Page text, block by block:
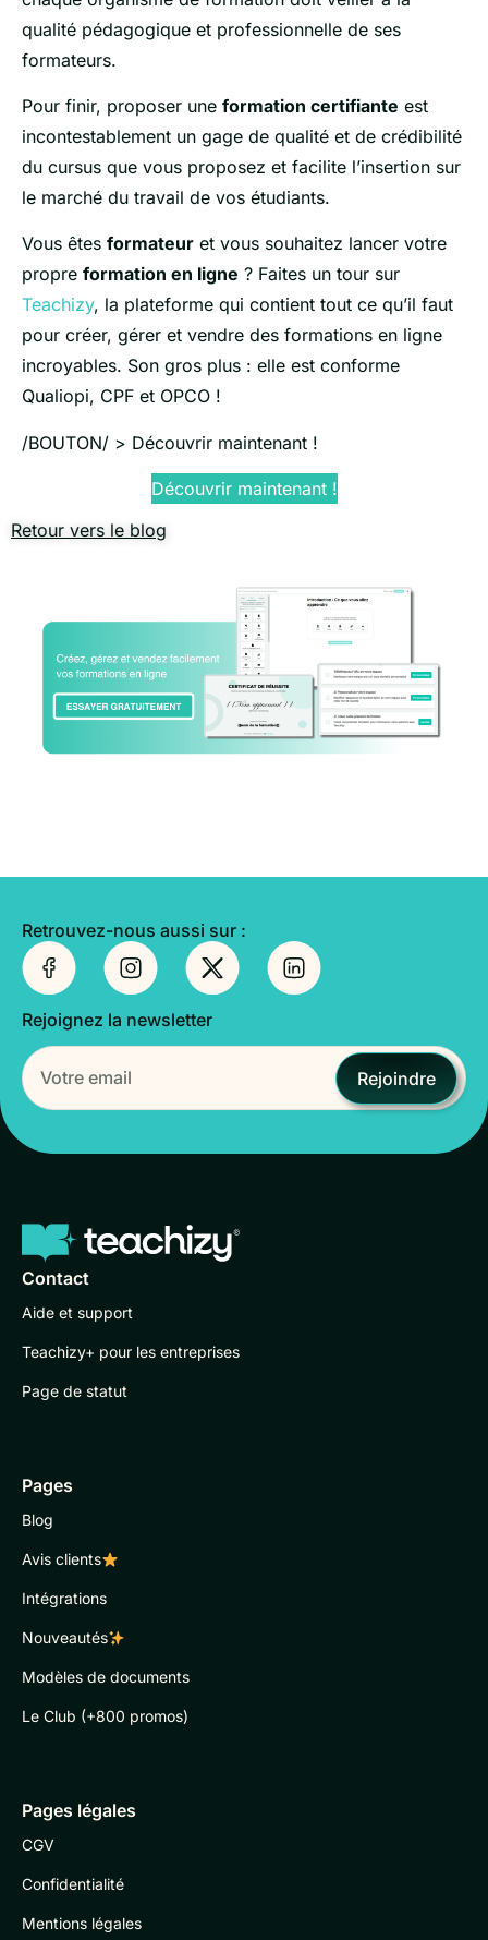
qualité pédagogique et professionnelle de ses
formateurs.
Pour finir, proposer une formation certifiante est
incontestablement un gage de qualité et de crédibilité
du cursus que vous proposez et facilite l’insertion sur
le marché du travail de vos étudiants.
Vous êtes formateur et vous souhaitez lancer votre
propre formation en ligne ? Faites un tour sur
Teachizy, la plateforme qui contient tout ce qu’il faut
pour créer, gérer et vendre des formations en ligne
incroyables. Son gros plus : elle est conforme
Qualiopi, CPF et OPCO !
/BOUTON/ > Découvrir maintenant !
Découvrir maintenant !
Retour vers le blog
Retrouvez-nous aussi sur :
Rejoignez la newsletter
Rejoindre
Contact
Aide et support
Teachizy+ pour les entreprises
Page de statut
Pages
Blog
Avis clients
Intégrations
Nouveautés
Modèles de documents
Le Club (+800 promos)
Pages légales
CGV
Confidentialité
Mentions légales